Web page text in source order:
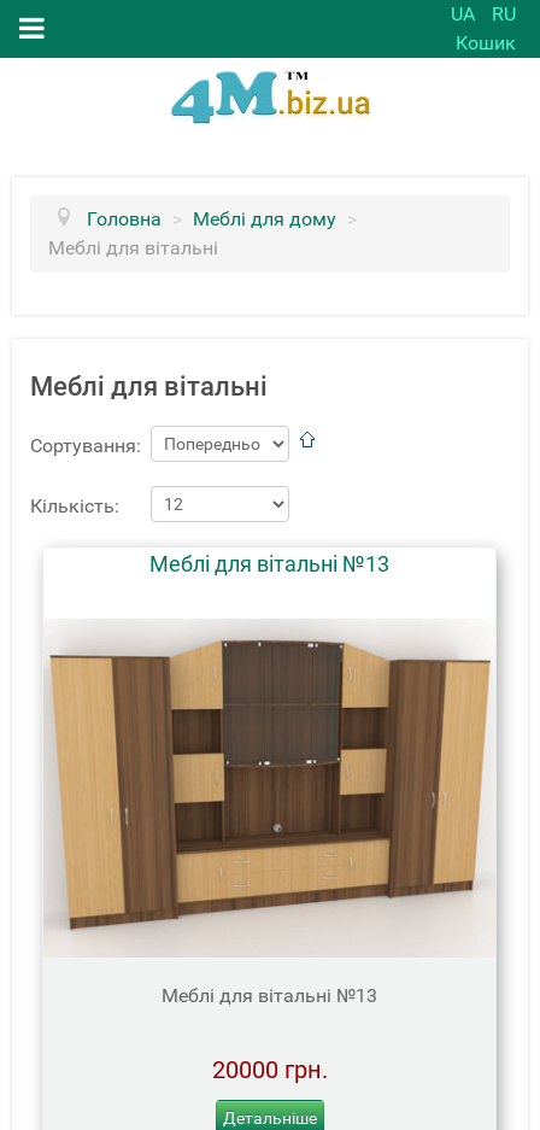
UA
RU
Кошик
Головна > Меблі для дому >
Меблі для вітальні
Меблі для вітальні
Сортування:
Кількість:
Меблі для вітальні №13
Меблі для вітальні №13
20000 грн.
Детальніше